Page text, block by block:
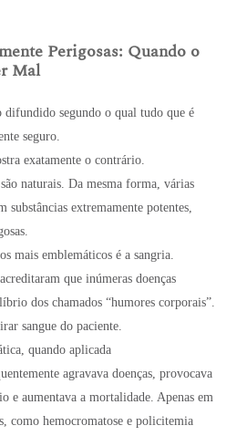
Perigosas: Quando o
Mal
segundo o qual tudo que é
seguro.
exatamente o contrário.
naturais. Da mesma forma, várias
substâncias extremamente potentes,
mais emblemáticos é a sangria.
que inúmeras doenças
dos chamados “humores corporais”.
sangue do paciente.
quando aplicada
agravava doenças, provocava
e aumentava a mortalidade. Apenas em
como hemocromatose e policitemia